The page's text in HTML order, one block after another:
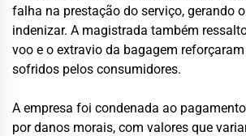
falha na prestação do serviço, gerando
indenizar. A magistrada também
voo e o extravio da bagagem
sofridos pelos consumidores.
A empresa foi condenada ao
por danos morais, com valores que